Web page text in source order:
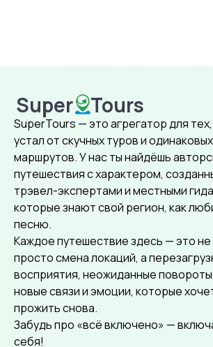
Super Tours
SuperTours
SuperTours — это агрегатор для
устал от скучных туров и одинаковых
маршрутов. У нас ты найдёшь
путешествия с характером,
трэвел-экспертами и местными
которые знают свой регион, как
песню.
Каждое путешествие здесь — это не
просто смена локаций, а
восприятия, неожиданные повороты,
новые связи и эмоции, которые
прожить снова.
Забудь про «всё включено» —
себя!